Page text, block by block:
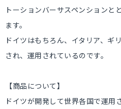
トーションバーサスペンションと
ます。
ドイツはもちろん、イタリア、ギ
され、運用されているのです。
【商品について】
ドイツが開発して世界各国で運用